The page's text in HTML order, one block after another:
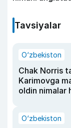
Tavsiyalar
O‘zbekiston
Chak Norris
Karimovga
oldin nimalar
O‘zbekiston